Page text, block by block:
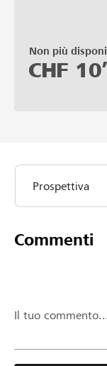
Non più
CHF
Prospettiva
Commenti
Il tuo commento...